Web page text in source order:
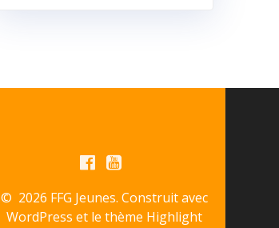
© 2026 FFG Jeunes. Construit avec
WordPress et le thème Highlight